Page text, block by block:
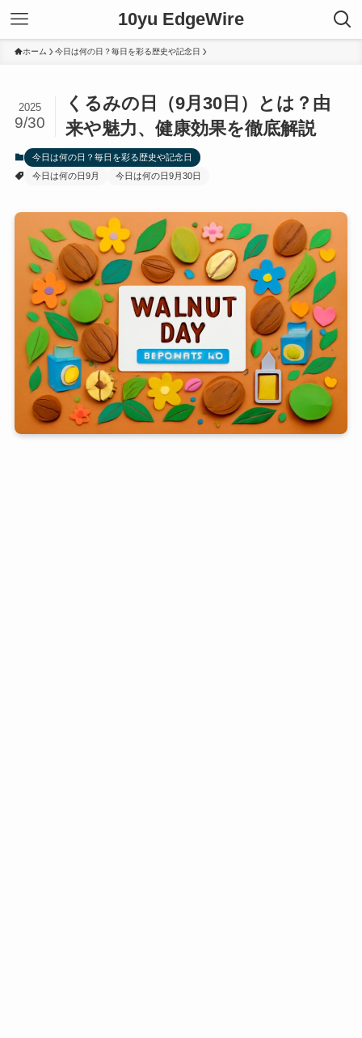
10yu EdgeWire
ホーム 今日は何の日？毎日を彩る歴史や記念日
くるみの日（9月30日）とは？由
来や魅力、健康効果を徹底解説
2025
9/30
今日は何の日？毎日を彩る歴史や記念日
今日は何の日9月
今日は何の日9月30日